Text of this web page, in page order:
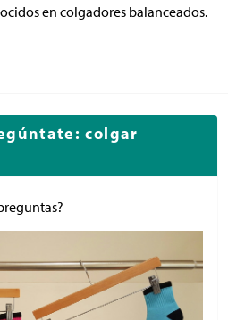
en colgadores balanceados.
colgar